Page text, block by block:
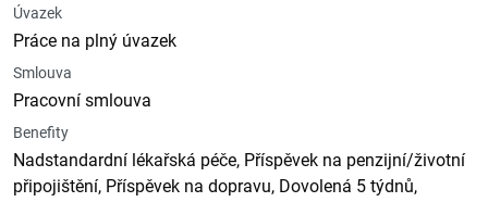
Úvazek
Práce na plný úvazek
Smlouva
Pracovní smlouva
Benefity
Nadstandardní lékařská péče, Příspěvek na penzijní/životní
připojištění, Příspěvek na dopravu, Dovolená 5 týdnů,